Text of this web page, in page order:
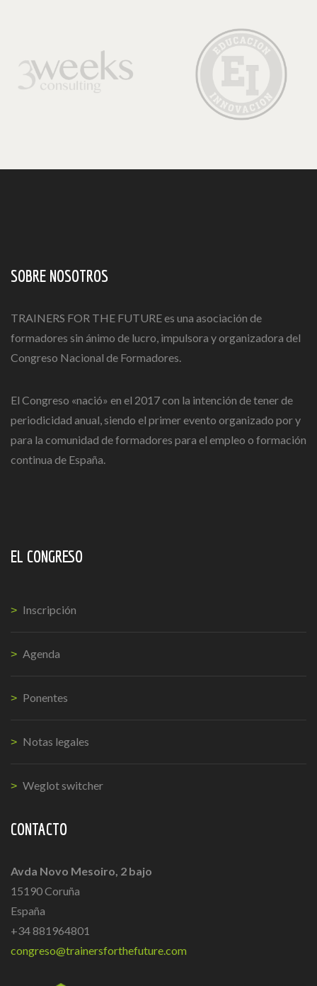
SOBRE NOSOTROS
TRAINERS FOR THE FUTURE es una asociación de
formadores sin ánimo de lucro, impulsora y organizadora del
Congreso Nacional de Formadores.
El Congreso «nació» en el 2017 con la intención de tener de
periodicidad anual, siendo el primer evento organizado por y
para la comunidad de formadores para el empleo o formación
continua de España.
EL CONGRESO
Inscripción
Agenda
Ponentes
Notas legales
Weglot switcher
CONTACTO
Avda Novo Mesoiro, 2 bajo
15190 Coruña
España
+34 881964801
congreso@trainersforthefuture.com